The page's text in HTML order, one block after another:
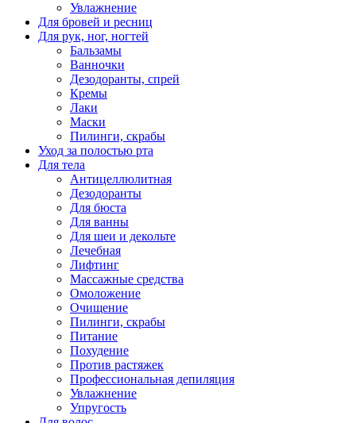
Увлажнение
Для бровей и ресниц
Для рук, ног, ногтей
Бальзамы
Ванночки
Дезодоранты, спрей
Кремы
Лаки
Маски
Пилинги, скрабы
Уход за полостью рта
Для тела
Антицеллюлитная
Дезодоранты
Для бюста
Для ванны
Для шеи и декольте
Лечебная
Лифтинг
Массажные средства
Омоложение
Очищение
Пилинги, скрабы
Питание
Похудение
Против растяжек
Профессиональная депиляция
Увлажнение
Упругость